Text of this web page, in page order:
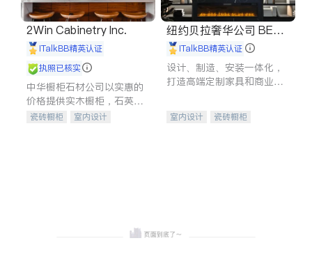
2Win Cabinetry Inc.
iTalkBB精英认证
执照已核实
中华橱柜石材公司以实惠的
价格提供实木橱柜，石英石
台面，多种优质不锈钢水
瓷砖橱柜
室内设计
纽约贝拉奢华公司 BELL
A LUXE
iTalkBB精英认证
设计、制造、安装一体化，
打造高端定制家具和商业空
室内设计
瓷砖橱柜